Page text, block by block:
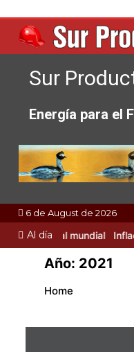
content
Sur
Energía para el
6 de August de 2026
Al díamundial Inflación
Año: 2021
Home